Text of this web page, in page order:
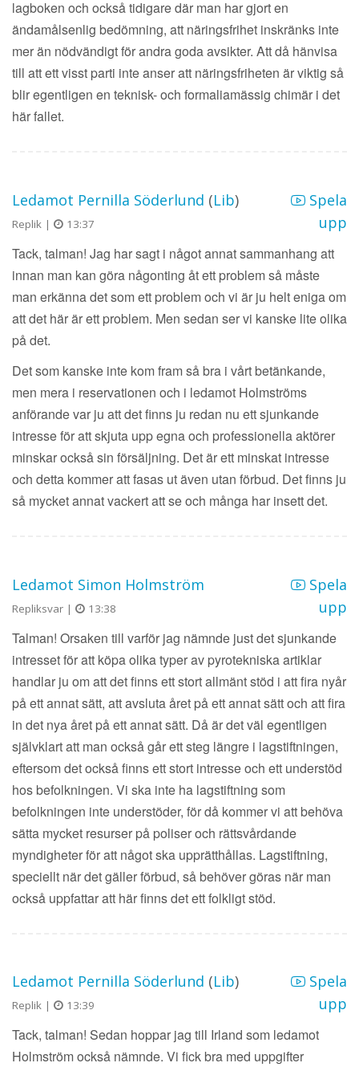
lagboken och också tidigare där man har gjort en
ändamålsenlig bedömning, att näringsfrihet inskränks inte
mer än nödvändigt för andra goda avsikter. Att då hänvisa
till att ett visst parti inte anser att näringsfriheten är viktig så
blir egentligen en teknisk- och formaliamässig chimär i det
här fallet.
Ledamot Pernilla Söderlund (Lib)
Replik | 13:37
Spela
upp
Tack, talman! Jag har sagt i något annat sammanhang att
innan man kan göra någonting åt ett problem så måste
man erkänna det som ett problem och vi är ju helt eniga om
att det här är ett problem. Men sedan ser vi kanske lite olika
på det.
Det som kanske inte kom fram så bra i vårt betänkande,
men mera i reservationen och i ledamot Holmströms
anförande var ju att det finns ju redan nu ett sjunkande
intresse för att skjuta upp egna och professionella aktörer
minskar också sin försäljning. Det är ett minskat intresse
och detta kommer att fasas ut även utan förbud. Det finns ju
så mycket annat vackert att se och många har insett det.
Ledamot Simon Holmström
Repliksvar | 13:38
Spela
upp
Talman! Orsaken till varför jag nämnde just det sjunkande
intresset för att köpa olika typer av pyrotekniska artiklar
handlar ju om att det finns ett stort allmänt stöd i att fira nyår
på ett annat sätt, att avsluta året på ett annat sätt och att fira
in det nya året på ett annat sätt. Då är det väl egentligen
självklart att man också går ett steg längre i lagstiftningen,
eftersom det också finns ett stort intresse och ett understöd
hos befolkningen. Vi ska inte ha lagstiftning som
befolkningen inte understöder, för då kommer vi att behöva
sätta mycket resurser på poliser och rättsvårdande
myndigheter för att något ska upprätthållas. Lagstiftning,
speciellt när det gäller förbud, så behöver göras när man
också uppfattar att här finns det ett folkligt stöd.
Ledamot Pernilla Söderlund (Lib)
Replik | 13:39
Spela
upp
Tack, talman! Sedan hoppar jag till Irland som ledamot
Holmström också nämnde. Vi fick bra med uppgifter